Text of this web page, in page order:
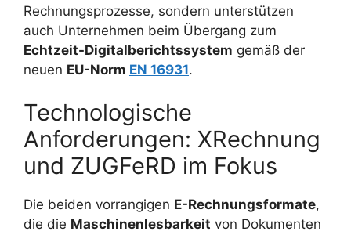
Rechnungsprozesse, sondern unterstützen
auch Unternehmen beim Übergang zum
Echtzeit-Digitalberichtssystem gemäß der
neuen EU-Norm EN 16931.
Technologische
Anforderungen: XRechnung
und ZUGFeRD im Fokus
Die beiden vorrangigen E-Rechnungsformate,
die die Maschinenlesbarkeit von Dokumenten